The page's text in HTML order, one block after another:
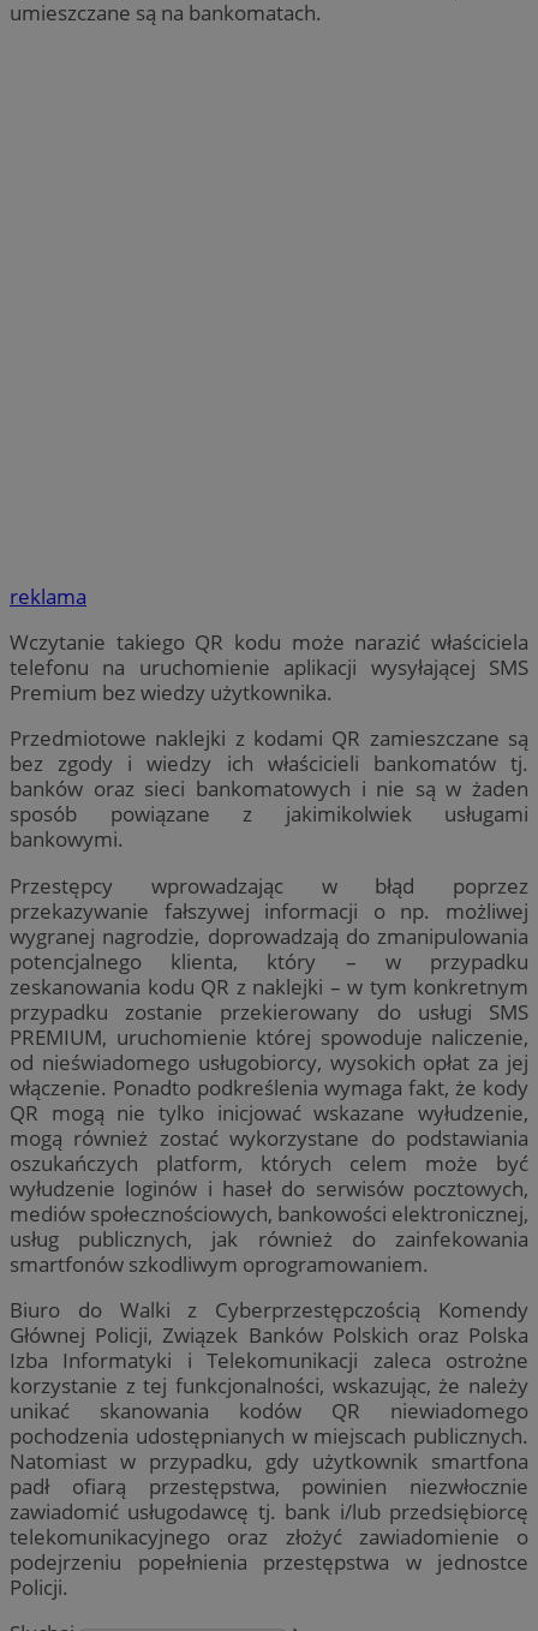
umieszczane są na bankomatach.
reklama
Wczytanie takiego QR kodu może narazić właściciela
telefonu na uruchomienie aplikacji wysyłającej SMS
Premium bez wiedzy użytkownika.
Przedmiotowe naklejki z kodami QR zamieszczane są
bez zgody i wiedzy ich właścicieli bankomatów tj.
banków oraz sieci bankomatowych i nie są w żaden
sposób powiązane z jakimikolwiek usługami
bankowymi.
Przestępcy wprowadzając w błąd poprzez
przekazywanie fałszywej informacji o np. możliwej
wygranej nagrodzie, doprowadzają do zmanipulowania
potencjalnego klienta, który – w przypadku
zeskanowania kodu QR z naklejki – w tym konkretnym
przypadku zostanie przekierowany do usługi SMS
PREMIUM, uruchomienie której spowoduje naliczenie,
od nieświadomego usługobiorcy, wysokich opłat za jej
włączenie. Ponadto podkreślenia wymaga fakt, że kody
QR mogą nie tylko inicjować wskazane wyłudzenie,
mogą również zostać wykorzystane do podstawiania
oszukańczych platform, których celem może być
wyłudzenie loginów i haseł do serwisów pocztowych,
mediów społecznościowych, bankowości elektronicznej,
usług publicznych, jak również do zainfekowania
smartfonów szkodliwym oprogramowaniem.
Biuro do Walki z Cyberprzestępczością Komendy
Głównej Policji, Związek Banków Polskich oraz Polska
Izba Informatyki i Telekomunikacji zaleca ostrożne
korzystanie z tej funkcjonalności, wskazując, że należy
unikać skanowania kodów QR niewiadomego
pochodzenia udostępnianych w miejscach publicznych.
Natomiast w przypadku, gdy użytkownik smartfona
padł ofiarą przestępstwa, powinien niezwłocznie
zawiadomić usługodawcę tj. bank i/lub przedsiębiorcę
telekomunikacyjnego oraz złożyć zawiadomienie o
podejrzeniu popełnienia przestępstwa w jednostce
Policji.